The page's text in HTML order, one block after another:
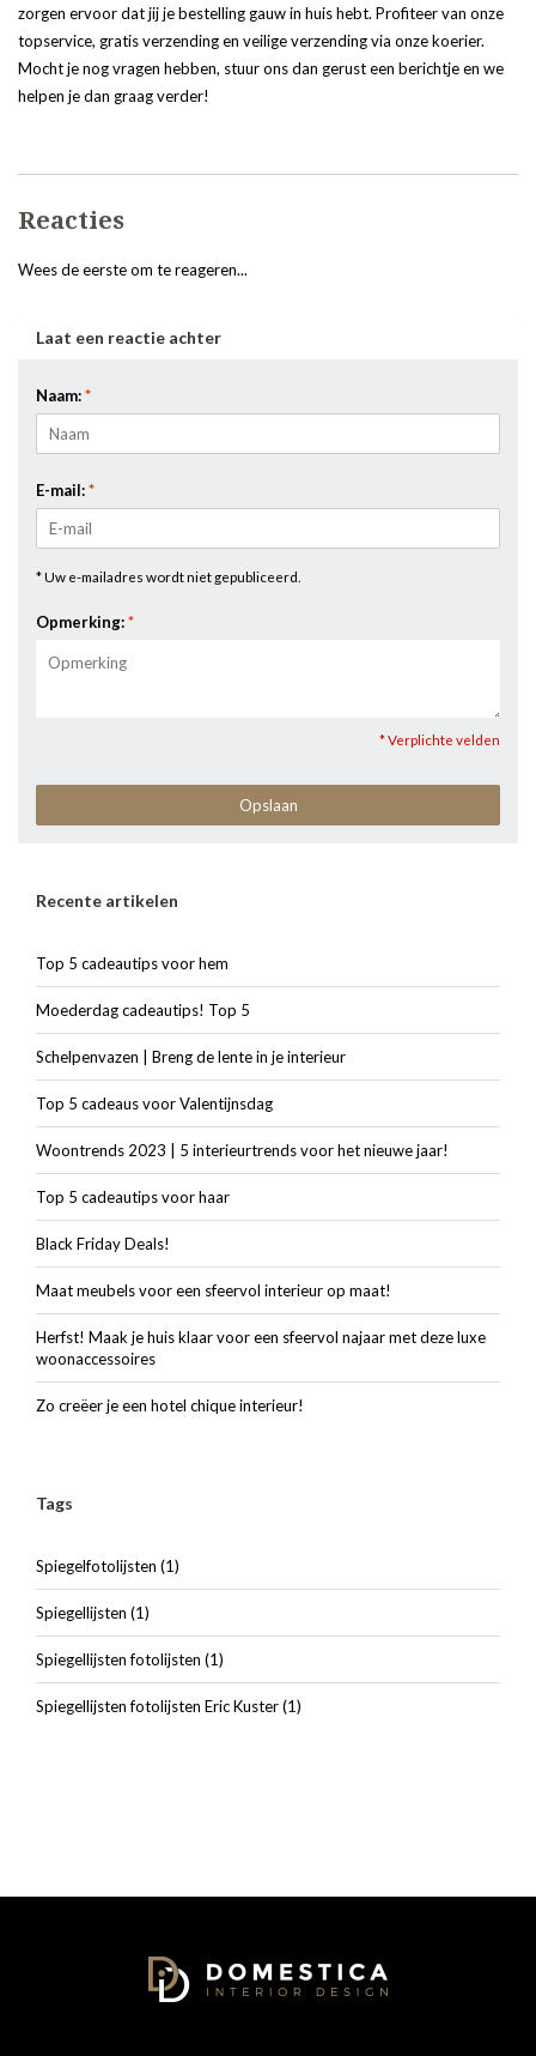
zorgen ervoor dat jij je bestelling gauw in huis hebt. Profiteer van onze
topservice, gratis verzending en veilige verzending via onze koerier.
Mocht je nog vragen hebben, stuur ons dan gerust een berichtje en we
helpen je dan graag verder!
Reacties
Wees de eerste om te reageren...
Laat een reactie achter
Naam:*
E-mail:*
* Uw e-mailadres wordt niet gepubliceerd.
Opmerking:*
* Verplichte velden
Opslaan
Recente artikelen
Top 5 cadeautips voor hem
Moederdag cadeautips! Top 5
Schelpenvazen | Breng de lente in je interieur
Top 5 cadeaus voor Valentijnsdag
Woontrends 2023 | 5 interieurtrends voor het nieuwe jaar!
Top 5 cadeautips voor haar
Black Friday Deals!
Maat meubels voor een sfeervol interieur op maat!
Herfst! Maak je huis klaar voor een sfeervol najaar met deze luxe
woonaccessoires
Zo creëer je een hotel chique interieur!
Tags
Spiegelfotolijsten (1)
Spiegellijsten (1)
Spiegellijsten fotolijsten (1)
Spiegellijsten fotolijsten Eric Kuster(1)